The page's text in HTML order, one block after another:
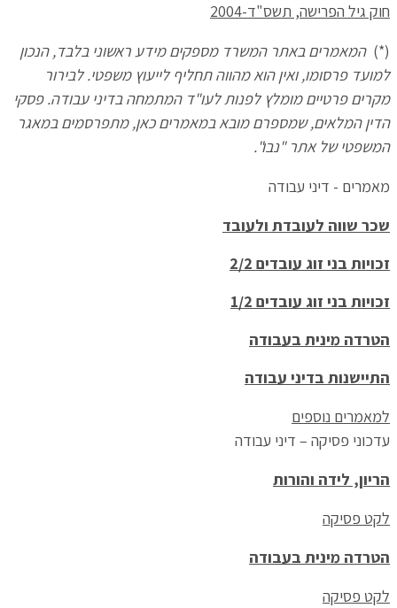
חוק גיל הפרישה, תשס"ד-2004
(*)המאמרים באתר המשרד מספקים מידע ראשוני בלבד, הנכון
למועד פרסומו, ואין הוא מהווה תחליף לייעוץ משפטי. לבירור
מקרים פרטיים מומלץ לפנות לעו"ד המתמחה בדיני עבודה. פסקי
הדין המלאים, שמספרם מובא במאמרים כאן, מתפרסמים במאגר
המשפטי של אתר "נבו".
מאמרים - דיני עבודה
שכר שווה לעובדת ולעובד
זכויות בני זוג עובדים 2/2
זכויות בני זוג עובדים 1/2
הטרדה מינית בעבודה
התיישנות בדיני עבודה
למאמרים נוספים
עדכוני פסיקה – דיני עבודה
הריון, לידה והורות
לקט פסיקה
הטרדה מינית בעבודה
לקט פסיקה